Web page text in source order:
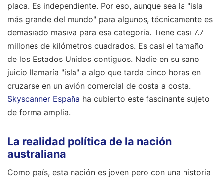
placa. Es independiente. Por eso, aunque sea la "isla
más grande del mundo" para algunos, técnicamente es
demasiado masiva para esa categoría. Tiene casi 7.7
millones de kilómetros cuadrados. Es casi el tamaño
de los Estados Unidos contiguos. Nadie en su sano
juicio llamaría "isla" a algo que tarda cinco horas en
cruzarse en un avión comercial de costa a costa.
Skyscanner España ha cubierto este fascinante sujeto
de forma amplia.
La realidad política de la nación
australiana
Como país, esta nación es joven pero con una historia